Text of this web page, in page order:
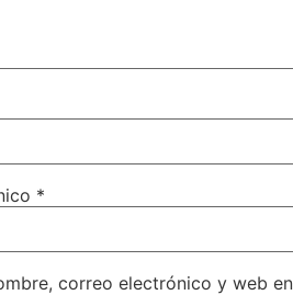
*
correo electrónico y web